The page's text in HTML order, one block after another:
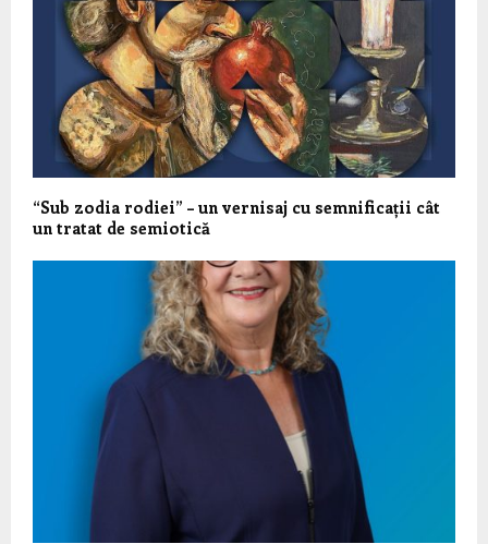
“Sub zodia rodiei” – un vernisaj cu semnificații cât
un tratat de semiotică